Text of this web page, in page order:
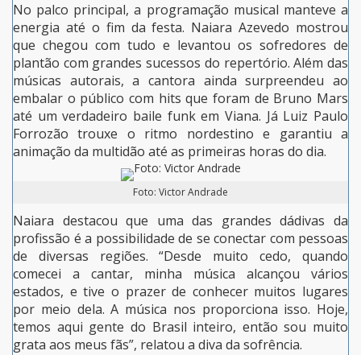
No palco principal, a programação musical manteve a
energia até o fim da festa. Naiara Azevedo mostrou
que chegou com tudo e levantou os sofredores de
plantão com grandes sucessos do repertório. Além das
músicas autorais, a cantora ainda surpreendeu ao
embalar o público com hits que foram de Bruno Mars
até um verdadeiro baile funk em Viana. Já Luiz Paulo
Forrozão trouxe o ritmo nordestino e garantiu a
animação da multidão até as primeiras horas do dia.
Foto: Victor Andrade
Naiara destacou que uma das grandes dádivas da
profissão é a possibilidade de se conectar com pessoas
de diversas regiões. “Desde muito cedo, quando
comecei a cantar, minha música alcançou vários
estados, e tive o prazer de conhecer muitos lugares
por meio dela. A música nos proporciona isso. Hoje,
temos aqui gente do Brasil inteiro, então sou muito
grata aos meus fãs”, relatou a diva da sofrência.